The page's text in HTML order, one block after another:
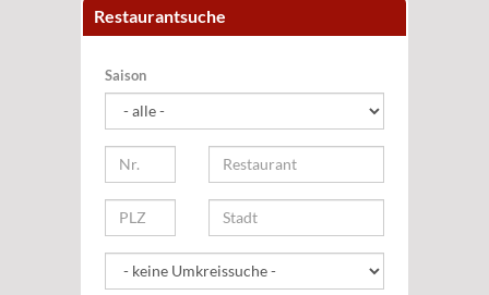
Restaurantsuche
Saison